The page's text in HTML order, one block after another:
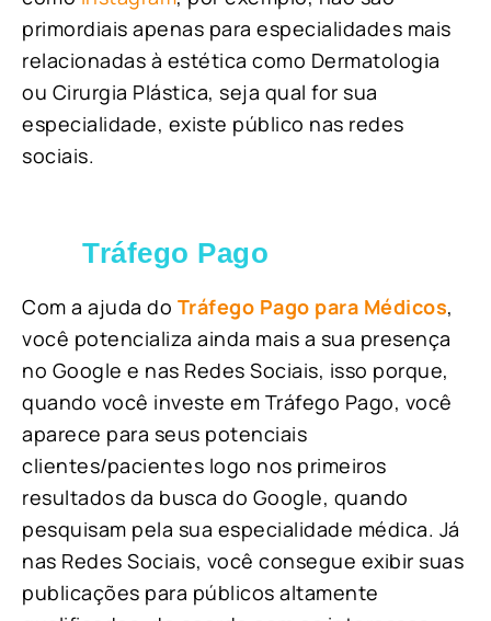
primordiais apenas para especialidades mais
relacionadas à estética como Dermatologia
ou Cirurgia Plástica, seja qual for sua
especialidade, existe público nas redes
sociais.
Tráfego Pago
Com a ajuda do Tráfego Pago para Médicos,
você potencializa ainda mais a sua presença
no Google e nas Redes Sociais, isso porque,
quando você investe em Tráfego Pago, você
aparece para seus potenciais
clientes/pacientes logo nos primeiros
resultados da busca do Google, quando
pesquisam pela sua especialidade médica. Já
nas Redes Sociais, você consegue exibir suas
publicações para públicos altamente